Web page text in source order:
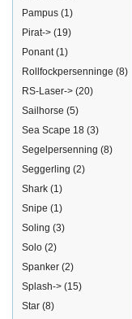
Pampus (1)
Pirat-> (19)
Ponant(1)
Rollfockpersenninge (8)
RS-Laser-> (20)
Sailhorse (5)
Sea Scape 18 (3)
Segelpersenning (8)
Seggerling (2)
Shark (1)
Snipe (1)
Soling (3)
Solo (2)
Spanker (2)
Splash-> (15)
Star (8)